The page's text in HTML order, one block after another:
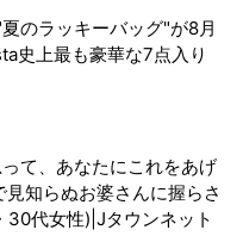
のラッキーバッグ"が8月
史上最も豪華な7点入り
って、あなたにこれをあげ
見知らぬお婆さんに握らさ
30代女性)|Jタウンネット